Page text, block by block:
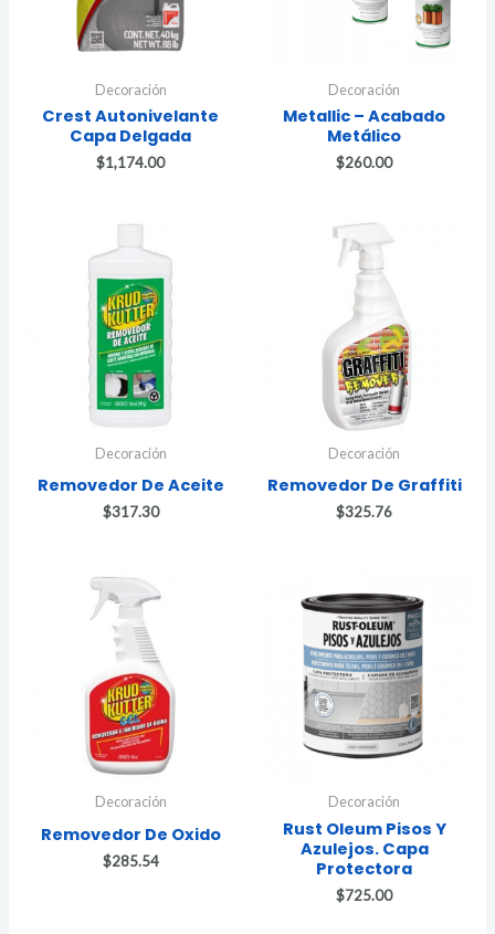
Decoración
Crest Autonivelante
Capa Delgada
$1,174.00
Decoración
Metallic – Acabado
Metálico
$260.00
Decoración
Removedor De Aceite
$317.30
Decoración
Removedor De Graffiti
$325.76
Decoración
Removedor De Oxido
$285.54
Decoración
Rust Oleum Pisos Y
Azulejos. Capa
Protectora
$725.00